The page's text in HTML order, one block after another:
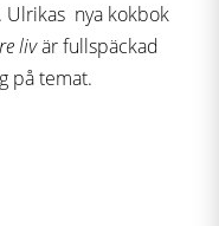
Ulrikas nya kokbok
livär fullspäckad
på temat.